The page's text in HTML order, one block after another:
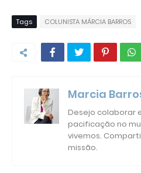
Tags COLUNISTA MÁRCIA BARROS
Marcia
Desejo colaborar
pacificação no
vivemos.
missão.